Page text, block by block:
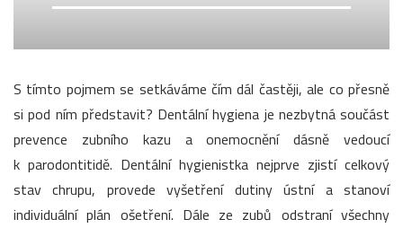
S tímto pojmem se setkáváme čím dál častěji, ale co přesně
si pod ním představit? Dentální hygiena je nezbytná součást
prevence zubního kazu a onemocnění dásně vedoucí
k parodontitidě. Dentální hygienistka nejprve zjistí celkový
stav chrupu, provede vyšetření dutiny ústní a stanoví
individuální plán ošetření. Dále ze zubů odstraní všechny